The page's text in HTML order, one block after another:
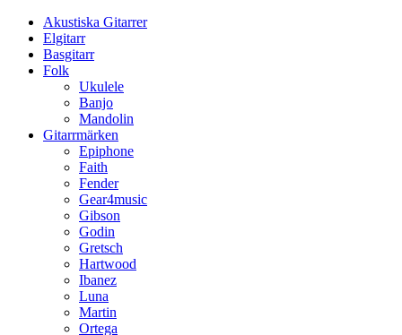
Akustiska Gitarrer
Elgitarr
Basgitarr
Folk
Ukulele
Banjo
Mandolin
Gitarrmärken
Epiphone
Faith
Fender
Gear4music
Gibson
Godin
Gretsch
Hartwood
Ibanez
Luna
Martin
Ortega